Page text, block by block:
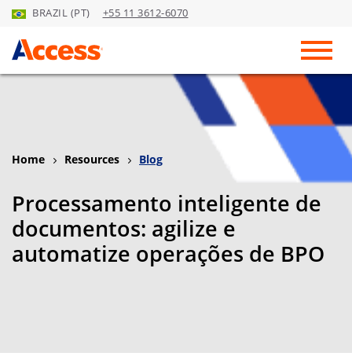
Skip to Main Content
BRAZIL (PT) +55 11 3612-6070
Home Resources Blog
Processamento inteligente de
documentos: agilize e
automatize operações de BPO